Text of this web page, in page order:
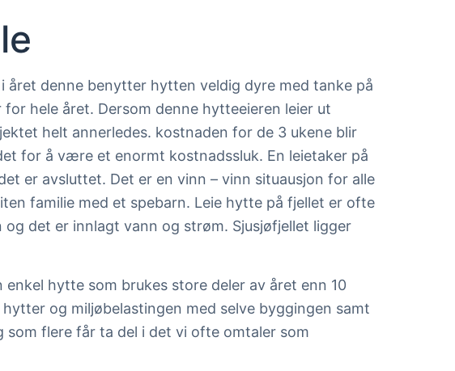
denne benytter hytten veldig dyre med tanke på
hele året. Dersom denne hytteeieren leier ut
helt annerledes. kostnaden for de 3 ukene blir
for å være et enormt kostnadssluk. En leietaker på
er avsluttet. Det er en vinn – vinn situausjon for alle
familie med et spebarn. Leie hytte på fjellet er ofte
det er innlagt vann og strøm. Sjusjøfjellet ligger
hytte som brukes store deler av året enn 10
og miljøbelastingen med selve byggingen samt
flere får ta del i det vi ofte omtaler som